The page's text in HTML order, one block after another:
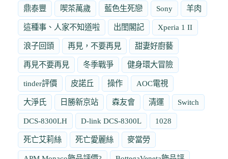
鼎泰豐 喫茶萬歲 藍色生死戀 Sony 羊肉
這種事、人家不知道啦 出閨閣記 Xperia 1 II
浪子回頭 再見，不要再見 甜妻好廚藝
再見不要再見 冬季戰爭 健身環大冒險
tinder評價 皮諾丘 操作 AOC電視
大淨氏 日勝新京站 森友會 清運 Switch
DCS-8300LH D-link DCS-8300L 1028
死亡艾莉絲 死亡愛麗絲 麥當勞